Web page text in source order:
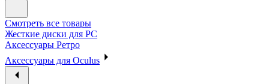
Смотреть все товары
Жесткие диски для PC
Аксессуары Ретро
Аксессуары для Oculus